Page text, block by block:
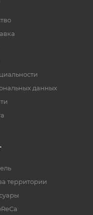
данных
территории